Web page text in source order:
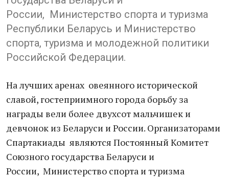
России, Министерство спорта и туризма
Республики Беларусь и Министерство
спорта, туризма и молодежной политики
Российской Федерации.
На лучших аренах овеянного исторической
славой, гостеприимного города борьбу за
награды вели более двухсот мальчишек и
девчонок из Беларуси и России. Организаторами
Спартакиады являются Постоянный Комитет
Союзного государства Беларуси и
России, Министерство спорта и туризма